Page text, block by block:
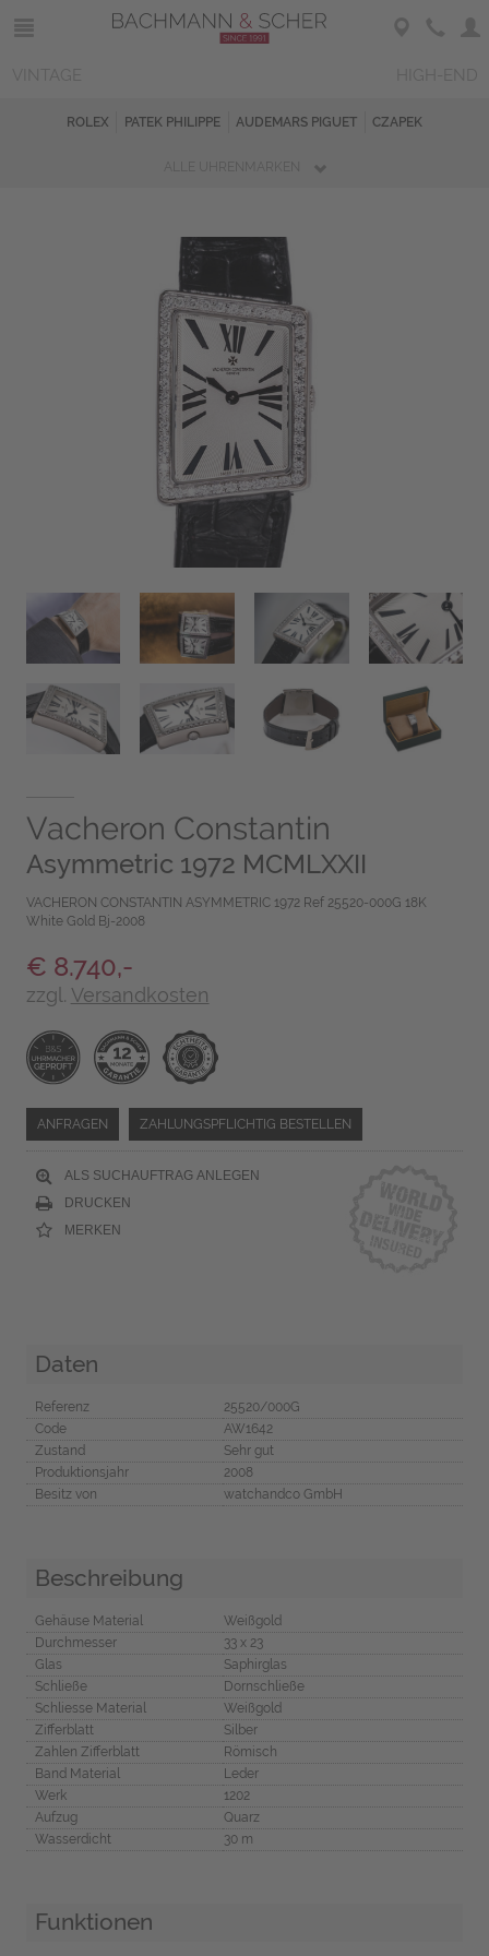
ROLEX PATEK PHILIPPE AUDEMARS PIGUET CZAPEK
Vacheron Constantin
Asymmetric 1972 MCMLXXII
VACHERON CONSTANTIN ASYMMETRIC 1972 Ref 25520-000G 18K
White Gold Bj-2008
€ 8.740,-
zzgl. Versandkosten
ANFRAGEN ZAHLUNGSPFLICHTIG BESTELLEN
ALS SUCHAUFTRAG ANLEGEN
DRUCKEN
MERKEN
Daten
Referenz
25520/000G
Code
AW1642
Zustand
Sehr gut
Produktionsjahr
2008
Besitz von
watchandco GmbH
Beschreibung
Gehäuse Material
Weißgold
Durchmesser
33 x 23
Glas
Saphirglas
Schließe
Dornschließe
Schliesse Material
Weißgold
Zifferblatt
Silber
Zahlen Zifferblatt
Römisch
Band Material
Leder
Werk
1202
Aufzug
Quarz
Wasserdicht
30 m
Funktionen